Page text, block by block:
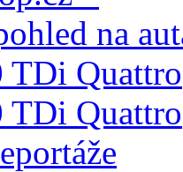
TDi Quattro